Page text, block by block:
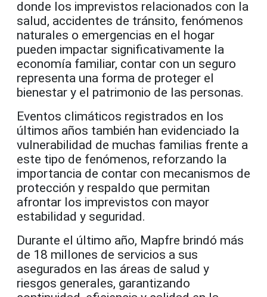
donde los imprevistos relacionados con la
salud, accidentes de tránsito, fenómenos
naturales o emergencias en el hogar
pueden impactar significativamente la
economía familiar, contar con un seguro
representa una forma de proteger el
bienestar y el patrimonio de las personas.
Eventos climáticos registrados en los
últimos años también han evidenciado la
vulnerabilidad de muchas familias frente a
este tipo de fenómenos, reforzando la
importancia de contar con mecanismos de
protección y respaldo que permitan
afrontar los imprevistos con mayor
estabilidad y seguridad.
Durante el último año, Mapfre brindó más
de 18 millones de servicios a sus
asegurados en las áreas de salud y
riesgos generales, garantizando